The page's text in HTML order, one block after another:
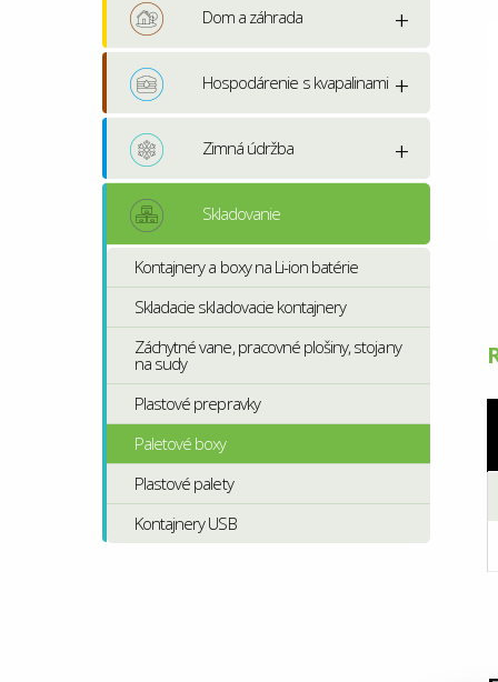
Dom a záhrada
Hospodárenie s kvapalinami
Zimná údržba
Skladovanie
Kontajnery a boxy na Li-ion batérie
Skladacie skladovacie kontajnery
Záchytné vane, pracovné plošiny, stojany
na sudy
Plastové prepravky
Paletové boxy
Plastové palety
Kontajnery USB